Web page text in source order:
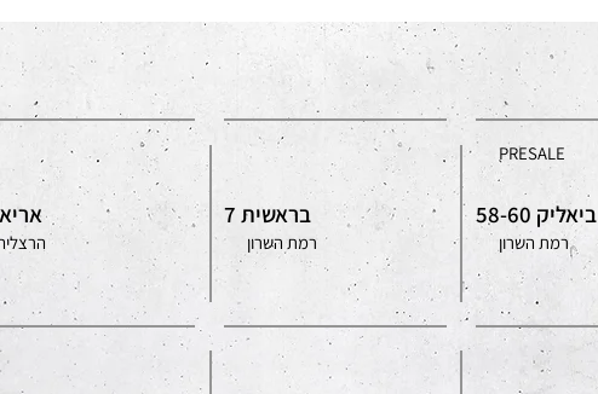
רמת השרון
ביאליק 58-60
PRESALE
רמת השרון
בראשית 7